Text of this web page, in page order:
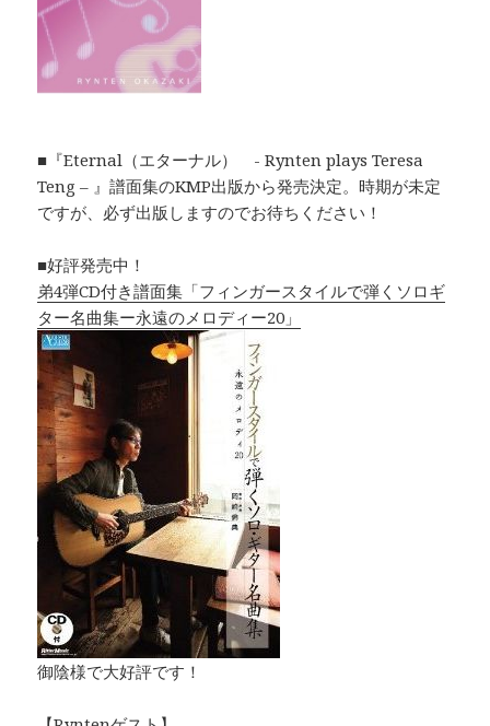
■『Eternal（エターナル） - Rynten plays Teresa
Teng – 』譜面集のKMP出版から発売決定。時期が未定
ですが、必ず出版しますのでお待ちください！
■好評発売中！
弟4弾CD付き譜面集「フィンガースタイルで弾くソロギ
ター名曲集ー永遠のメロディー20」
御陰様で大好評です！